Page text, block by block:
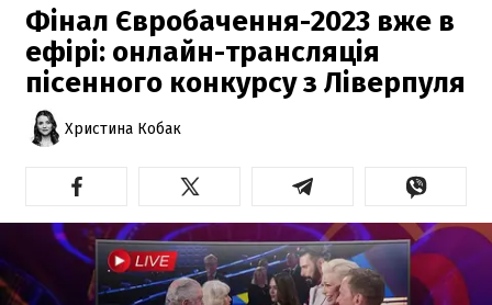
Фінал Євробачення-2023 вже в
ефірі: онлайн-трансляція
пісенного конкурсу з Ліверпуля
Христина Кобак